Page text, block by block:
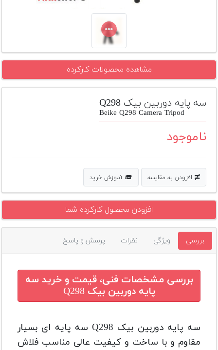
افزودن
دست
دوم
قیمت
دوربین
مشاهده محصولات کارکرده
سه پایه دوربین بیک Q298
Beike Q298 Camera Tripod
ناموجود
افزودن به مقایسه آموزش خرید
افزودن محصول کارکرده شما
بررسی ویژگی نظرات پرسش و پاسخ
بررسی مشخصات فنی، قیمت و خریدسه
پایه دوربین بیک Q298
سه پایه دوربین بیک Q298
سه پایه ای بسیار
مقاوم و با ساخت و کیفیت عالی مناسب فلاش